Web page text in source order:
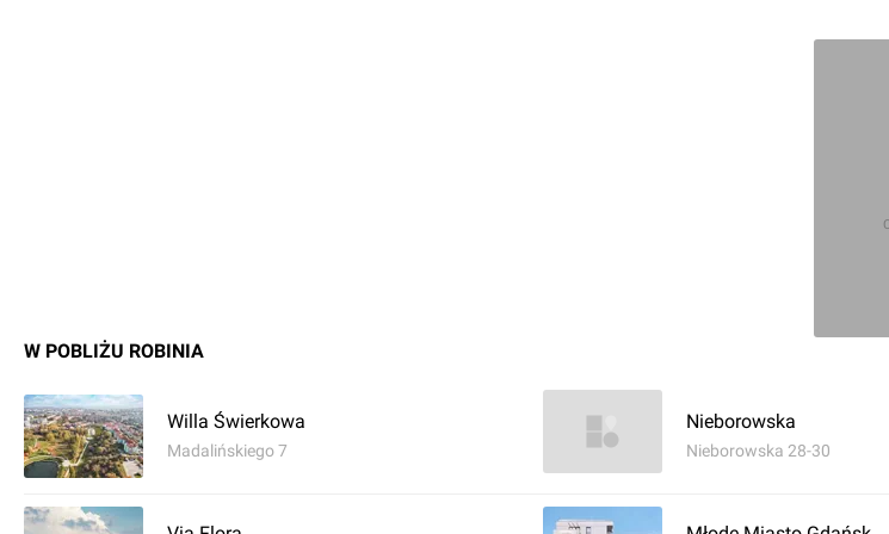
W POBLIŻU ROBINIA
Willa Świerkowa
Madalińskiego 7
Nieborowska
Nieborowska 28-30